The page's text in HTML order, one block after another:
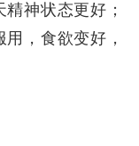
神状态更好；
，食欲变好，